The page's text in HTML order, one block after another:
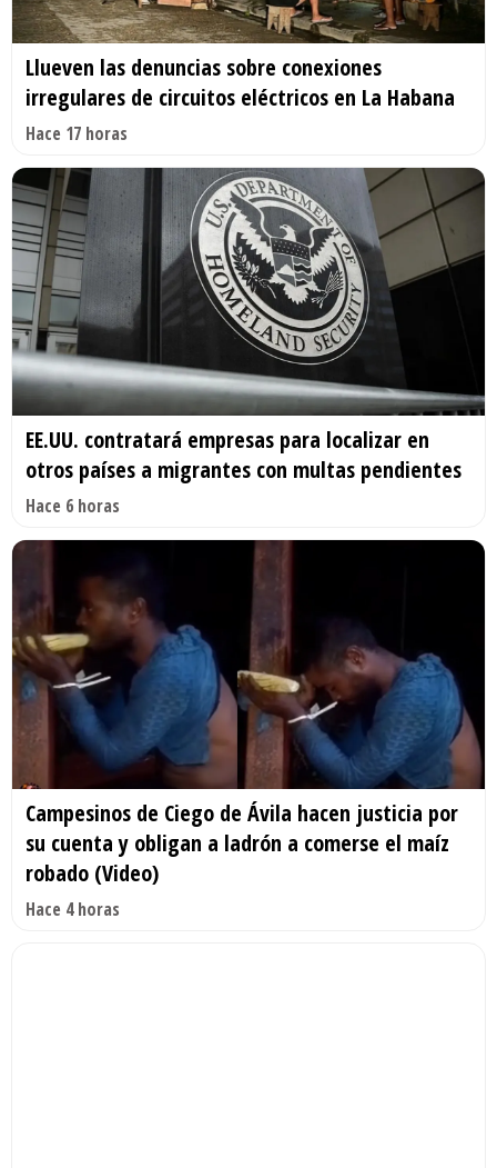
Llueven las denuncias sobre conexiones
irregulares de circuitos eléctricos en La Habana
Hace 17 horas
EE.UU. contratará empresas para localizar en
otros países a migrantes con multas pendientes
Hace 6 horas
Campesinos de Ciego de Ávila hacen justicia por
su cuenta y obligan a ladrón a comerse el maíz
robado (Video)
Hace 4 horas